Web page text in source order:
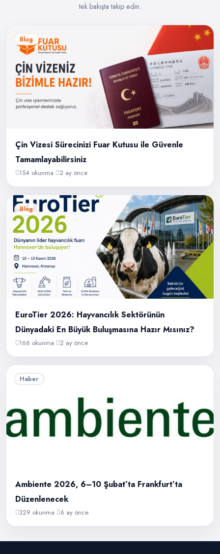
tek bakışta takip edin.
Blog
Çin Vizesi Sürecinizi Fuar Kutusu ile Güvenle
Tamamlayabilirsiniz
154 okunma• 2 ay önce
Blog
EuroTier 2026: Hayvancılık Sektörünün
Dünyadaki En Büyük Buluşmasına Hazır Mısınız?
166 okunma• 2 ay önce
Haber
Ambiente 2026, 6–10 Şubat’ta Frankfurt’ta
Düzenlenecek
329 okunma• 6 ay önce